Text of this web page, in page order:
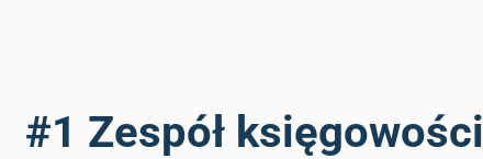
#1 Zespół księgowości